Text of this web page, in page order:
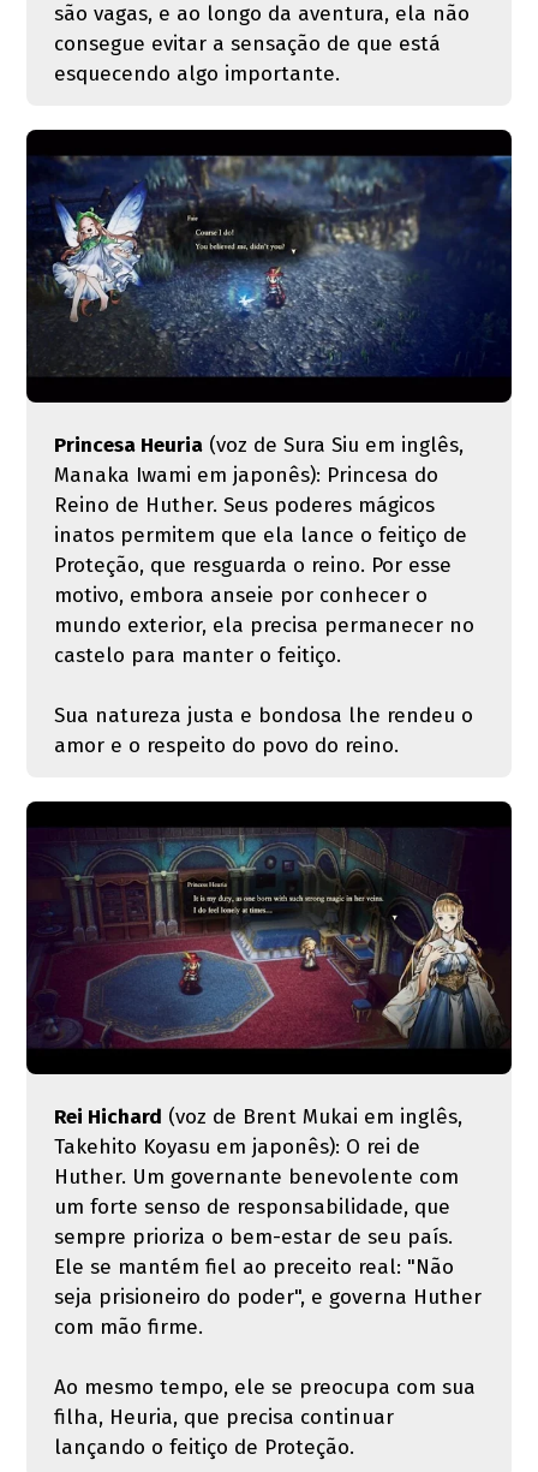
são vagas, e ao longo da aventura, ela não
consegue evitar a sensação de que está
esquecendo algo importante.
Princesa Heuria(voz de Sura Siu em inglês,
Manaka Iwami em japonês): Princesa do
Reino de Huther. Seus poderes mágicos
inatos permitem que ela lance o feitiço de
Proteção, que resguarda o reino. Por esse
motivo, embora anseie por conhecer o
mundo exterior, ela precisa permanecer no
castelo para manter o feitiço.
Sua natureza justa e bondosa lhe rendeu o
amor e o respeito do povo do reino.
Rei Hichard (voz de Brent Mukai em inglês,
Takehito Koyasu em japonês): O rei de
Huther. Um governante benevolente com
um forte senso de responsabilidade, que
sempre prioriza o bem-estar de seu país.
Ele se mantém fiel ao preceito real: "Não
seja prisioneiro do poder", e governa Huther
com mão firme.
Ao mesmo tempo, ele se preocupa com sua
filha, Heuria, que precisa continuar
lançando o feitiço de Proteção.